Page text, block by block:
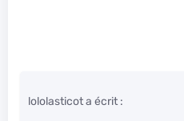
lololasticot a écrit :